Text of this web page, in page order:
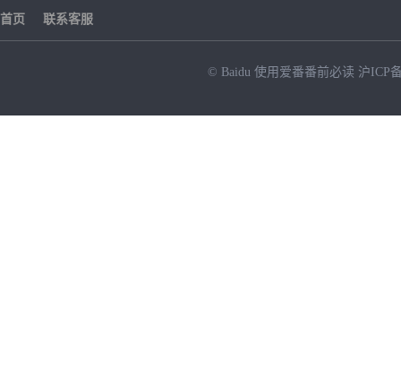
首页 联系客服
© Baidu 使用爱番番前必读 沪ICP